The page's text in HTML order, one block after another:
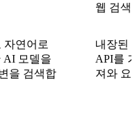
자연어로
AI 모델을
을 검색합
웹 검색
내장된
API를
져와 요